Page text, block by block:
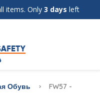
items. Only 3 days left
Обувь
FW57 -